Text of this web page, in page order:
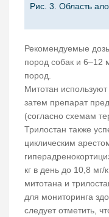
Рис. 3. Область
Рекомендуемые
пород собак и 6–12
пород.
Митотан используют
затем препарат
(согласно схемам
Трилостан также
циклическим
кг в день до 10,8 мг/
митотана и
для мониторинга
следует отметить,